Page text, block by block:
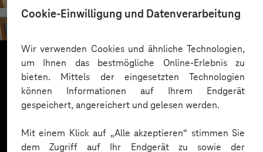
Cookie-Einwilligung und Datenverarbeitung
Wir verwenden Cookies und ähnliche Technologien,
um Ihnen das bestmögliche Online-Erlebnis zu
bieten. Mittels der eingesetzten Technologien
können Informationen auf Ihrem Endgerät
gespeichert, angereichert und gelesen werden.
Mit einem Klick auf „Alle akzeptieren“ stimmen Sie
dem Zugriff auf Ihr Endgerät zu sowie der
Skalierbare Vertriebsplattform mit KI und Low-
Mehr laden